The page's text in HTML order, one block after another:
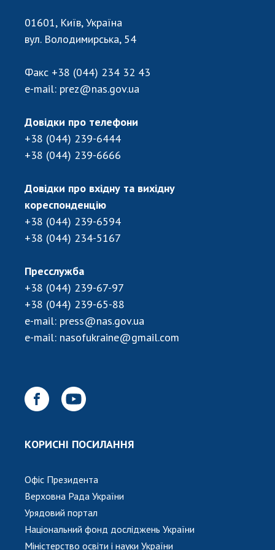
Підготовка наукових кадрів
Робота з молоддю
МІЖНАРОДНЕ СПІВРОБІТНИЦТВО
Міжнародні угоди
Міжнародні програми та конкурси
Нормативні акти НАН України
Державний бюджет НАН України
Вибори до складу НАН України
НОВИНИ
ЗАСІДАННЯ ПРЕЗИДІЇ НАН УКРАЇНИ
НАУКОВІ ВИДАННЯ
КОНТАКТИ
01601, Київ, Україна
вул. Володимирська, 54
Факс +38 (044) 234 32 43
e-mail: prez@nas.gov.ua
Довідки про телефони
+38 (044) 239-6444
+38 (044) 239-6666
Довідки про вхідну та вихідну
кореспонденцію
+38 (044) 239-6594
+38 (044) 234-5167
Пресслужба
+38 (044) 239-67-97
+38 (044) 239-65-88
e-mail: press@nas.gov.ua
e-mail: nasofukraine@gmail.com
КОРИСНІ ПОСИЛАННЯ
Офіс Президента
Верховна Рада України
Урядовий портал
Національний фонд досліджень України
Міністерство освіти і науки України